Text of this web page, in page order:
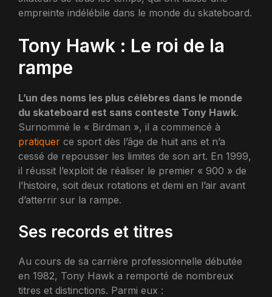
empreinte indélébile dans le monde du skateboard.
Tony Hawk : Le roi de la
rampe
L’un des noms les plus célèbres dans le monde
du skateboard est sans conteste Tony Hawk.
Surnommé le « Birdman », il a commencé à
pratiquer ce sport dès l’âge de huit ans et n’a
cessé de repousser les limites de son art. En 1999,
il réussit l’exploit de réaliser le premier « 900 » de
l’histoire, soit deux rotations et demi en l’air avant
d’atterrir sur la rampe.
Ses records et titres
Au cours de sa carrière professionnelle débutée
en 1982, Tony Hawk a remporté de nombreux
titres et distinctions. Parmi eux :